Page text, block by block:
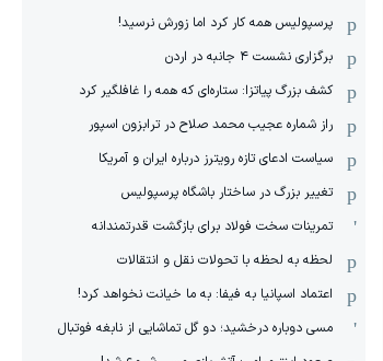
پرسپولیس همه کار کرد اما زورش نرسید!
برگزاری نشست ۴ جانبه در اردن
کشف بزرگ پیاتزا: ستاره‌ای که همه را غافلگیر کرد
راز شماره عجیب محمد صلاح در ترابزون اسپور
سیاست ادعای تازه رویترز درباره ایران و آمریکا
تغییر بزرگ در ساختار باشگاه پرسپولیس
تمرینات سخت فولاد برای بازگشت قدرتمندانه
لحظه به لحظه با تحولات نقل و انتقالات
اعتماد اسپانیا به فیفا: به ما خیانت نخواهد کرد!
مسی دوباره درخشید؛ دو گل تماشایی از نابغه فوتبال